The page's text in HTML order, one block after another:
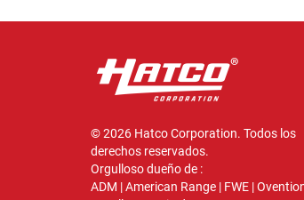
© 2026 Hatco Corporation. Todos los
derechos reservados.
Orgulloso dueño de :
ADM |American Range | FWE |